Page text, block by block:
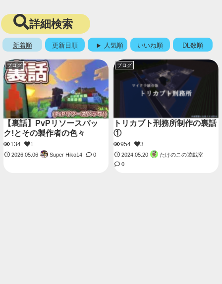
詳細検索
新着順 更新日順 人気順 いいね順 DL数順
ブログ
【裏話】PvPリソースパッ
ク!とその製作者の色々
134 1
2026.05.06 Super Hiko14 0
ブログ
トリカブト刑務所制作の裏話
①
954 3
2024.05.20
たけのこの遊戯室
0